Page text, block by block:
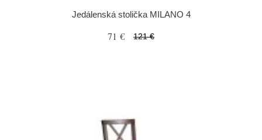
Jedálenská stolička MILANO 4
71 € 121 €